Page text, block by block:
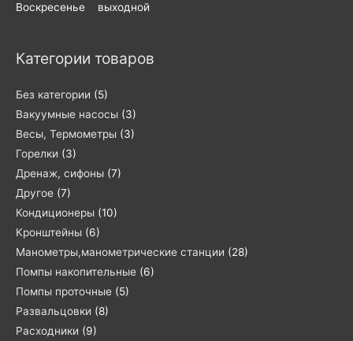
Воскресенье выходной
Категории товаров
Без категории (5)
Вакуумные насосы (3)
Весы, Термометры (3)
Горелки (3)
Дренаж, сифоны (7)
Другое (7)
Кондиционеры (10)
Кронштейны (6)
Манометры,манометрические станции (28)
Помпы накопительные (6)
Помпы проточные (5)
Развальцовки (8)
Расходники (9)